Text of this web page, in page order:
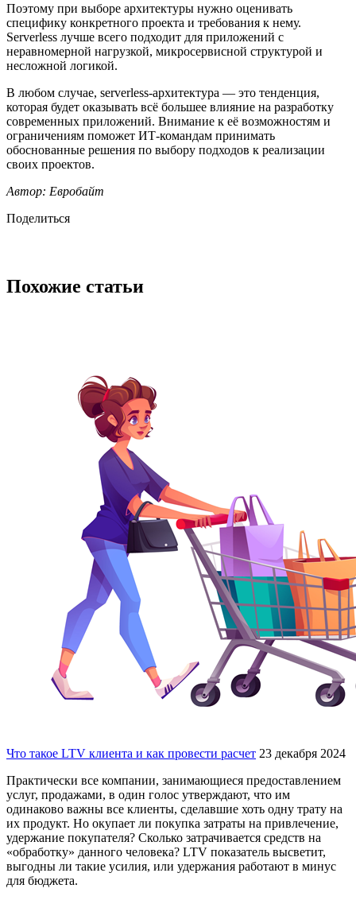
Поэтому при выборе архитектуры нужно оценивать
специфику конкретного проекта и требования к нему.
Serverless лучше всего подходит для приложений с
неравномерной нагрузкой, микросервисной структурой и
несложной логикой.
В любом случае, serverless-архитектура — это тенденция,
которая будет оказывать всё большее влияние на разработку
современных приложений. Внимание к её возможностям и
ограничениям поможет ИТ-командам принимать
обоснованные решения по выбору подходов к реализации
своих проектов.
Автор: Евробайт
Поделиться
Похожие статьи
Что такое LTV клиента и как провести расчет 23 декабря 2024
Практически все компании, занимающиеся предоставлением
услуг, продажами, в один голос утверждают, что им
одинаково важны все клиенты, сделавшие хоть одну трату на
их продукт. Но окупает ли покупка затраты на привлечение,
удержание покупателя? Сколько затрачивается средств на
«обработку» данного человека? LTV показатель высветит,
выгодны ли такие усилия, или удержания работают в минус
для бюджета.